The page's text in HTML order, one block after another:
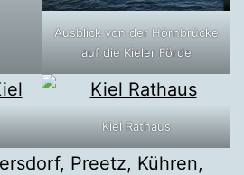
Ausblick von der Hörnbrücke
auf die Kieler Förde
Kiel Rathaus
Preetz, Kühren,